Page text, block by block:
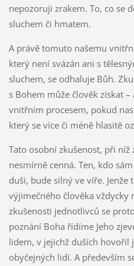
nepozoruji zrakem. To, co se
sluchem či hmatem.
A právě tomuto našemu
který není svázán ani s
sluchem, se odhaluje Bůh.
s Bohem může člověk získat
vnitřním procesem, pokud
který se více či méně hlasitě
Tato osobní zkušenost, při níž
nesmírně cenná. Ten, kdo
duši, bude silný ve víře. Jenže
výjimečného člověka vždycky
zkušenosti jednotlivců se
poznání Boha řídíme Jeho
lidem, v jejichž duších hovořil
obyčejných lidí. A především